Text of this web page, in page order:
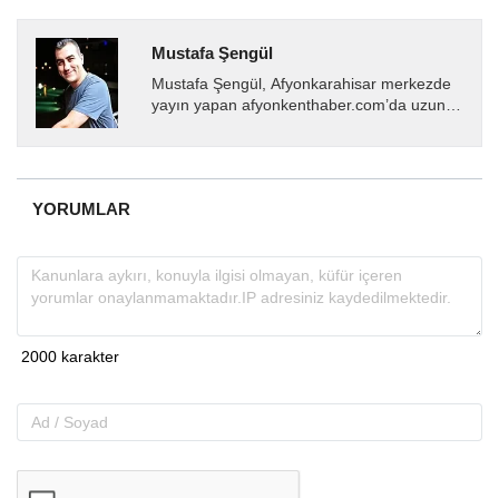
Mustafa Şengül
Mustafa Şengül, Afyonkarahisar merkezde
yayın yapan afyonkenthaber.com’da uzun
almakta, haber akışı...
YORUMLAR